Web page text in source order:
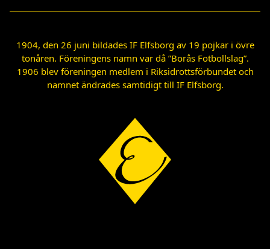
1904, den 26 juni bildades IF Elfsborg av 19 pojkar i övre
tonåren. Föreningens namn var då ”Borås Fotbollslag”.
1906 blev föreningen medlem i Riksidrottsförbundet och
namnet ändrades samtidigt till IF Elfsborg.